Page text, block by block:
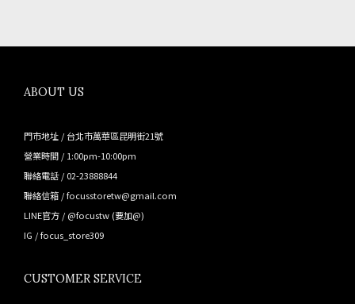
ABOUT US
門市地址 / 台北市萬華區昆明街21號
營業時間 / 1:00pm-10:00pm
聯絡電話 / 02-23888844
聯絡信箱 / focusstoretw@gmail.com
LINE官方 / @focustw (要加@)
IG /focus_store309
CUSTOMER SERVICE